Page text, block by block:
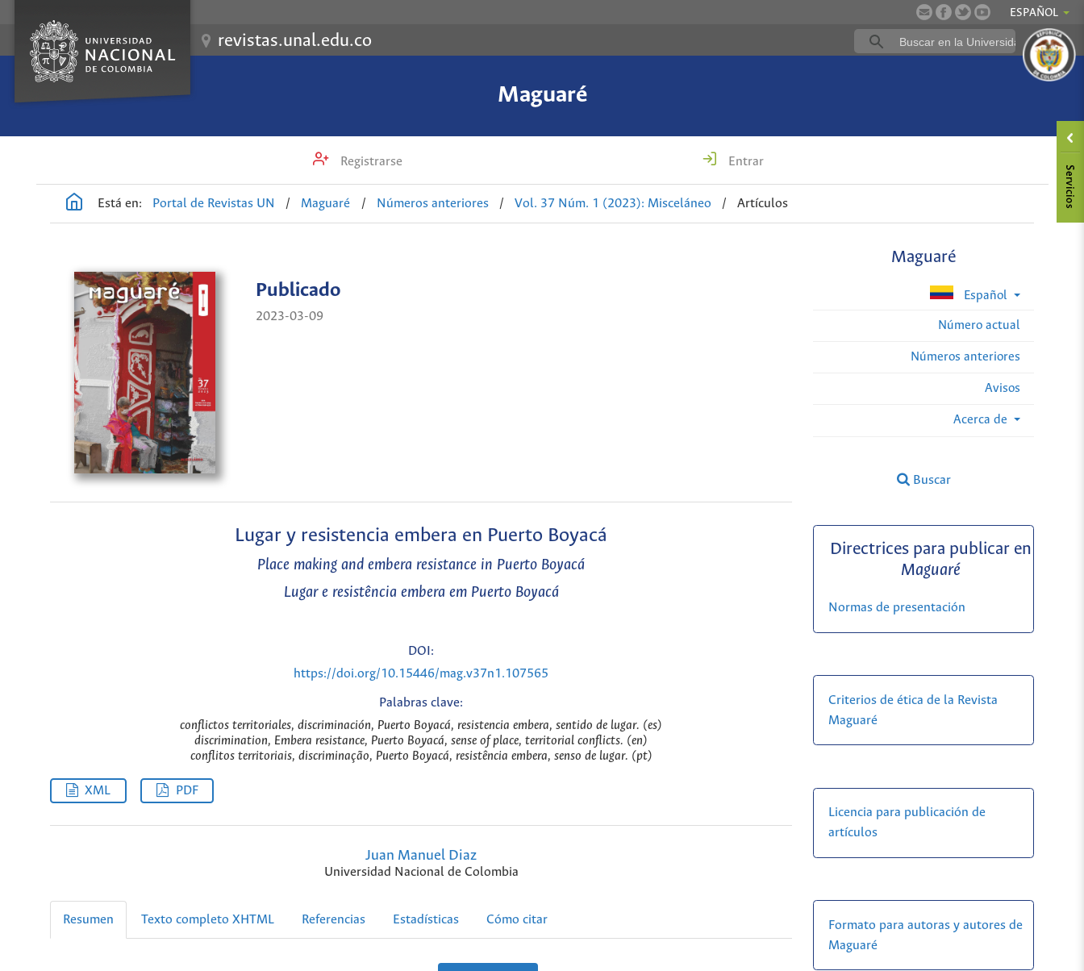
ESPAÑOL
revistas.unal.edu.co
Maguaré
Registrarse Entrar
Está en: Portal de Revistas UN / Maguaré / Números anteriores / Vol. 37 Núm. 1 (2023): Misceláneo / Artículos
Maguaré
Español
Número actual
Números anteriores
Avisos
Acerca de
Buscar
Publicado
2023-03-09
Lugar y resistencia embera en Puerto Boyacá
Place making and embera resistance in Puerto Boyacá
Lugar e resistência embera em Puerto Boyacá
DOI:
https://doi.org/10.15446/mag.v37n1.107565
Palabras clave:
conflictos territoriales, discriminación, Puerto Boyacá, resistencia embera, sentido de lugar. (es)
discrimination, Embera resistance, Puerto Boyacá, sense of place, territorial conflicts. (en)
conflitos territoriais, discriminação, Puerto Boyacá, resistência embera, senso de lugar. (pt)
XML PDF
Juan Manuel Diaz
Universidad Nacional de Colombia
Resumen Texto completo XHTML Referencias Estadísticas Cómo citar
Directrices para publicar en
Maguaré
Normas de presentación
Criterios de ética de la Revista
Maguaré
Licencia para publicación de
artículos
Formato para autoras y autores de
Maguaré